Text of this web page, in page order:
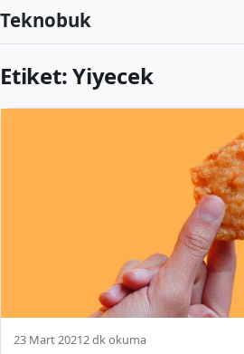
Teknobuk
Etiket:Yiyecek
23 Mart 20212 dk okuma